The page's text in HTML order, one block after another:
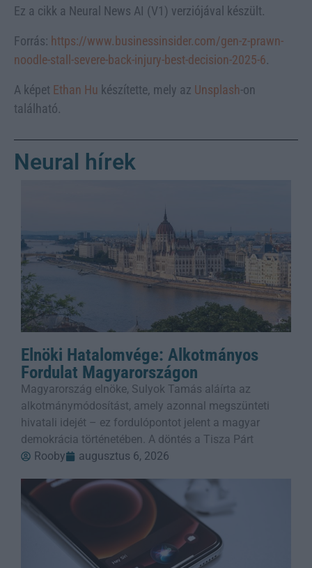
Ez a cikk a Neural News AI (V1) verziójával készült.
Forrás: https://www.businessinsider.com/gen-z-prawn-
noodle-stall-severe-back-injury-best-decision-2025-6.
A képet Ethan Hu készítette, mely az Unsplash-on
található.
Neural hírek
Elnöki Hatalomvége: Alkotmányos
Fordulat Magyarországon
Magyarország elnöke, Sulyok Tamás aláírta az
alkotmánymódosítást, amely azonnal megszünteti
hivatali idejét – ez fordulópontot jelent a magyar
demokrácia történetében. A döntés a Tisza Párt
Rooby
augusztus 6, 2026